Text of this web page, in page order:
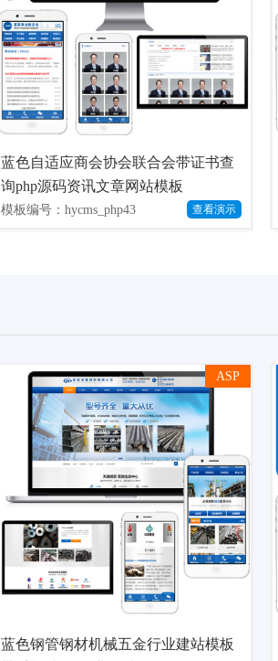
蓝色自适应商会协会联合会带证书查
询php源码资讯文章网站模板
模板编号：hycms_php43 查看演示
ASP
蓝色钢管钢材机械五金行业建站模板